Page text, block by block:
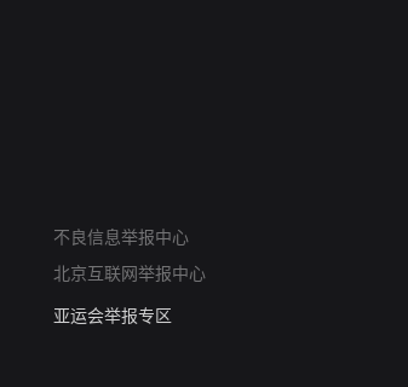
不良信息举报中心
北京互联网举报中心
算法推荐专项举报
亚运会举报专区